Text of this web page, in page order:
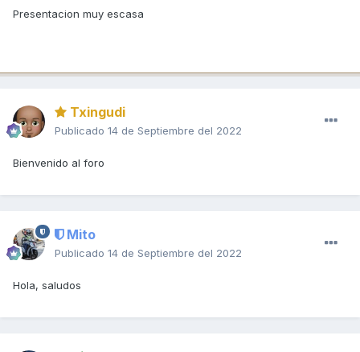
Presentacion muy escasa
Txingudi
Publicado 14 de Septiembre del 2022
Bienvenido al foro
Mito
Publicado 14 de Septiembre del 2022
Hola, saludos